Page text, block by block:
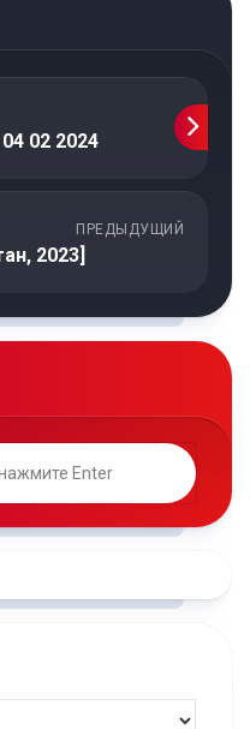
02 2024
ПРЕДЫДУЩИЙ
2023]